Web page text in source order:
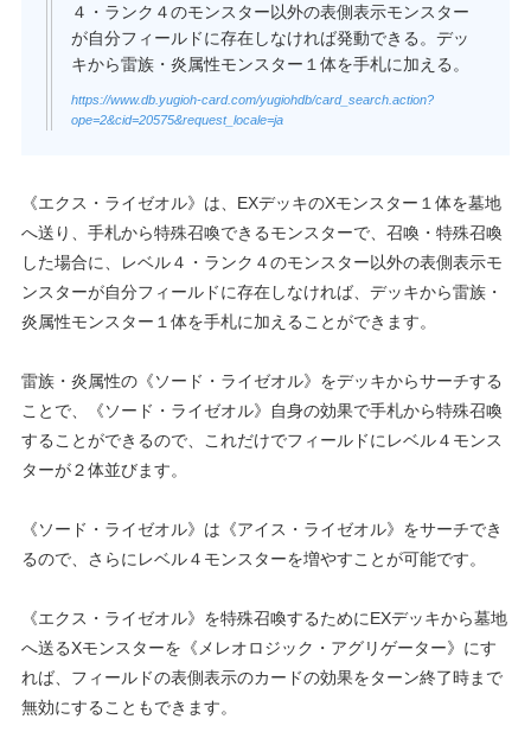
４・ランク４のモンスター以外の表側表示モンスター
が自分フィールドに存在しなければ発動できる。デッ
キから雷族・炎属性モンスター１体を手札に加える。
https://www.db.yugioh-card.com/yugiohdb/card_search.action?
ope=2&cid=20575&request_locale=ja
《エクス・ライゼオル》は、EXデッキのXモンスター１体を墓地
へ送り、手札から特殊召喚できるモンスターで、召喚・特殊召喚
した場合に、レベル４・ランク４のモンスター以外の表側表示モ
ンスターが自分フィールドに存在しなければ、デッキから雷族・
炎属性モンスター１体を手札に加えることができます。
雷族・炎属性の《ソード・ライゼオル》をデッキからサーチする
ことで、《ソード・ライゼオル》自身の効果で手札から特殊召喚
することができるので、これだけでフィールドにレベル４モンス
ターが２体並びます。
《ソード・ライゼオル》は《アイス・ライゼオル》をサーチでき
るので、さらにレベル４モンスターを増やすことが可能です。
《エクス・ライゼオル》を特殊召喚するためにEXデッキから墓地
へ送るXモンスターを《メレオロジック・アグリゲーター》にす
れば、フィールドの表側表示のカードの効果をターン終了時まで
無効にすることもできます。